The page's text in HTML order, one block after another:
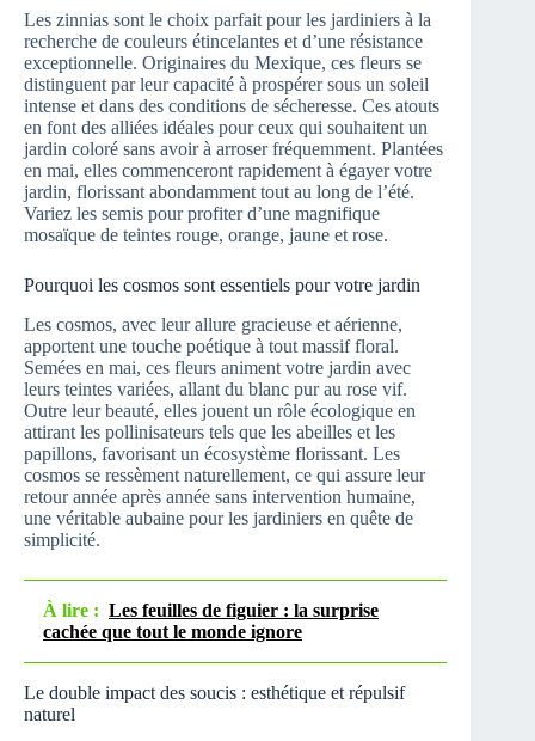
Les zinnias sont le choix parfait pour les jardiniers à la
recherche de couleurs étincelantes et d’une résistance
exceptionnelle. Originaires du Mexique, ces fleurs se
distinguent par leur capacité à prospérer sous un soleil
intense et dans des conditions de sécheresse. Ces atouts
en font des alliées idéales pour ceux qui souhaitent un
jardin coloré sans avoir à arroser fréquemment. Plantées
en mai, elles commenceront rapidement à égayer votre
jardin, florissant abondamment tout au long de l’été.
Variez les semis pour profiter d’une magnifique
mosaïque de teintes rouge, orange, jaune et rose.
Pourquoi les cosmos sont essentiels pour votre jardin
Les cosmos, avec leur allure gracieuse et aérienne,
apportent une touche poétique à tout massif floral.
Semées en mai, ces fleurs animent votre jardin avec
leurs teintes variées, allant du blanc pur au rose vif.
Outre leur beauté, elles jouent un rôle écologique en
attirant les pollinisateurs tels que les abeilles et les
papillons, favorisant un écosystème florissant. Les
cosmos se ressèment naturellement, ce qui assure leur
retour année après année sans intervention humaine,
une véritable aubaine pour les jardiniers en quête de
simplicité.
À lire : Les feuilles de figuier : la surprise
cachée que tout le monde ignore
Le double impact des soucis : esthétique et répulsif
naturel